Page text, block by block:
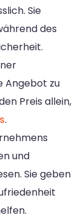
Sie
des
Angebot zu
Preis allein,
.
und
Sie geben